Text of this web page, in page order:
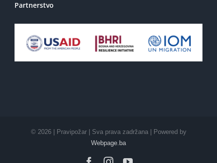
Partnerstvo
© 2026 | Pravipožar | Sva prava zadržana | Powered by
Webpage.ba